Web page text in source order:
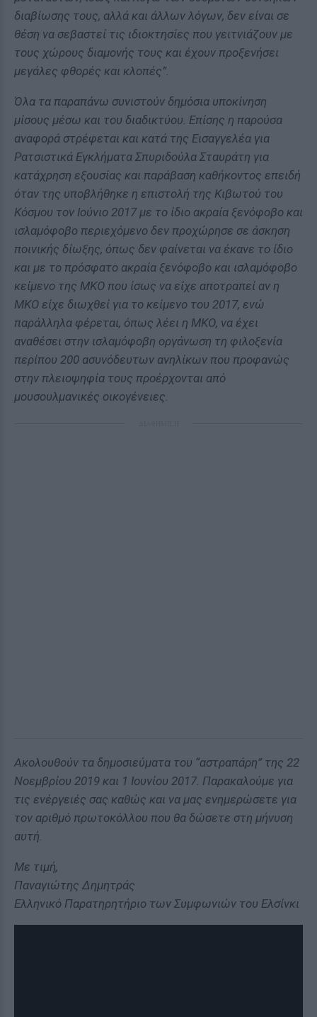
διαβίωσης τους, αλλά και άλλων λόγων, δεν είναι σε
θέση να σεβαστεί τις ιδιοκτησίες που γειτνιάζουν με
τους χώρους διαμονής τους και έχουν προξενήσει
μεγάλες φθορές και κλοπές”.
Όλα τα παραπάνω συνιστούν δημόσια υποκίνηση
μίσους μέσω και του διαδικτύου. Επίσης η παρούσα
αναφορά στρέφεται και κατά της Εισαγγελέα για
Ρατσιστικά Εγκλήματα Σπυριδούλα Σταυράτη για
κατάχρηση εξουσίας και παράβαση καθήκοντος επειδή
όταν της υποβλήθηκε η επιστολή της Κιβωτού του
Κόσμου τον Ιούνιο 2017 με το ίδιο ακραία ξενόφοβο και
ισλαμόφοβο περιεχόμενο δεν προχώρησε σε άσκηση
ποινικής δίωξης, όπως δεν φαίνεται να έκανε το ίδιο
και με το πρόσφατο ακραία ξενόφοβο και ισλαμόφοβο
κείμενο της ΜΚΟ που ίσως να είχε αποτραπεί αν η
ΜΚΟ είχε διωχθεί για το κείμενο του 2017, ενώ
παράλληλα φέρεται, όπως λέει η ΜΚΟ, να έχει
αναθέσει στην ισλαμόφοβη οργάνωση τη φιλοξενία
περίπου 200 ασυνόδευτων ανηλίκων που προφανώς
στην πλειοψηφία τους προέρχονται από
μουσουλμανικές οικογένειες.
Ακολουθούν τα δημοσιεύματα του “αστραπάρη” της 22
Νοεμβρίου 2019 και 1 Ιουνίου 2017. Παρακαλούμε για
τις ενέργειές σας καθώς και να μας ενημερώσετε για
τον αριθμό πρωτοκόλλου που θα δώσετε στη μήνυση
αυτή.
Με τιμή,
Παναγιώτης Δημητράς
Ελληνικό Παρατηρητήριο των Συμφωνιών του Ελσίνκι